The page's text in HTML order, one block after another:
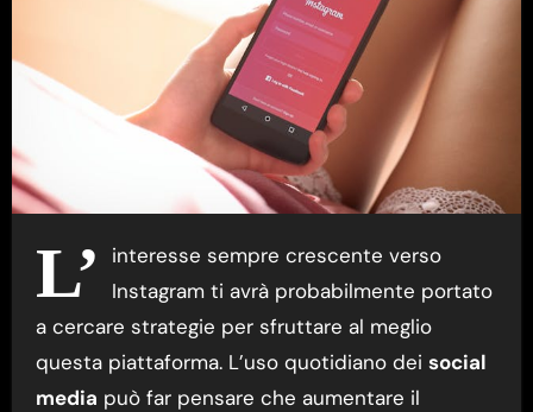
L’
interesse sempre crescente verso
Instagram ti avrà probabilmente portato
a cercare strategie per sfruttare al meglio
questa piattaforma. L’uso quotidiano dei social
media può far pensare che aumentare il